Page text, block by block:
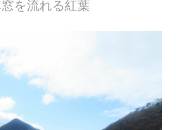
を流れる紅葉